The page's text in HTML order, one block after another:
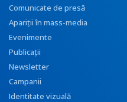
Comunicate de presă
Apariţii în mass-media
Evenimente
Publicații
Newsletter
Campanii
Identitate vizuală